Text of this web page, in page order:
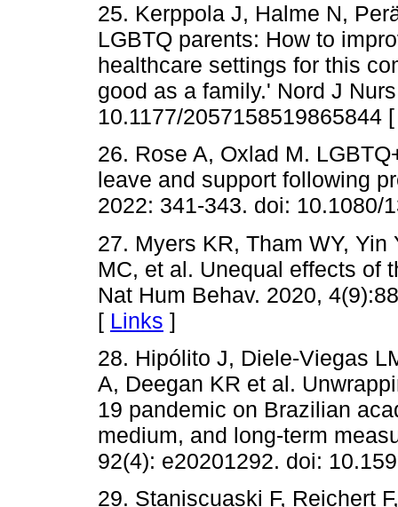
25. Kerppola J, Halme N,
LGBTQ parents: How to
healthcare settings for this
good as a family.' Nord J
10.1177/2057158519865844
26. Rose A, Oxlad M.
leave and support following
2022: 341-343. doi:
27. Myers KR, Tham WY,
MC, et al. Unequal effects of
Nat Hum Behav. 2020,
[ Links ]
28. Hipólito J, Diele-Viegas
A, Deegan KR et al.
19 pandemic on Brazilian
medium, and long-term
92(4): e20201292. doi:
29. Staniscuaski F, Reichert